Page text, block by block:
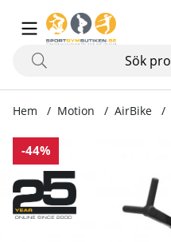
Hem Motion AirBike
-44%
Produktbilder AirBike Max